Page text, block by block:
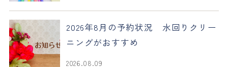
2026年8月の予約状況 水回りクリー
ニングがおすすめ
2026.08.09